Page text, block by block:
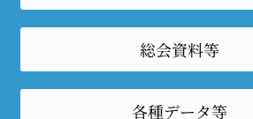
総会資料等
各種データ等